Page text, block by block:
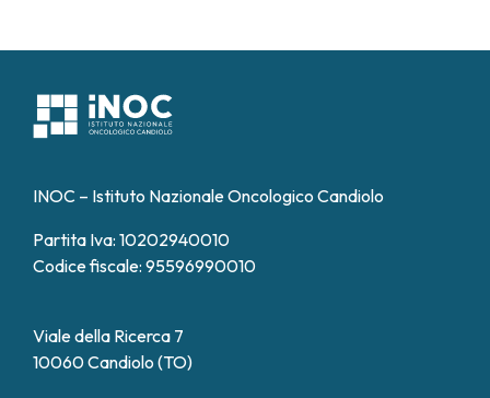
INOC – Istituto Nazionale Oncologico Candiolo
Partita Iva: 10202940010
Codice fiscale: 95596990010
Viale della Ricerca 7
10060 Candiolo (TO)